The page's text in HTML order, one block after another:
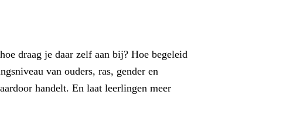
draag je daar zelf aan bij? Hoe begeleid
van ouders, ras, gender en
handelt. En laat leerlingen meer